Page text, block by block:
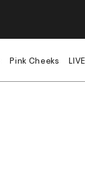
Pink Cheeks